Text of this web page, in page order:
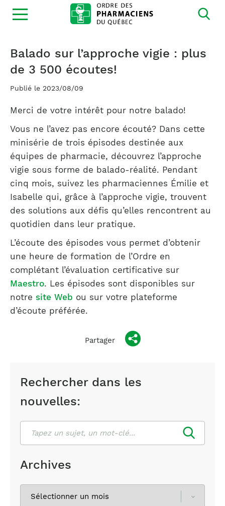
Ouvrir
la
Rechercher dans les
nouvelles:
Archives
Balado sur l’approche vigie : plus
de 3 500 écoutes!
Publié le 2023/08/09
Merci de votre intérêt pour notre balado!
Vous ne l’avez pas encore écouté? Dans cette
minisérie de trois épisodes destinée aux
équipes de pharmacie, découvrez l’approche
vigie sous forme de balado-réalité. Pendant
cinq mois, suivez les pharmaciennes Émilie et
Isabelle qui, grâce à l’approche vigie, trouvent
des solutions aux défis qu’elles rencontrent au
quotidien dans leur pratique.
L’écoute des épisodes vous permet d’obtenir
une heure de formation de l’Ordre en
complétant l’évaluation certificative sur
Maestro. Les épisodes sont disponibles sur
notre site Web ou sur votre plateforme
d’écoute préférée.
Partager